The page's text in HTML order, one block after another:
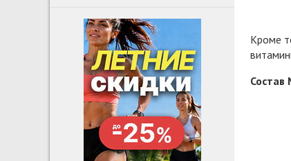
Кроме
Состав